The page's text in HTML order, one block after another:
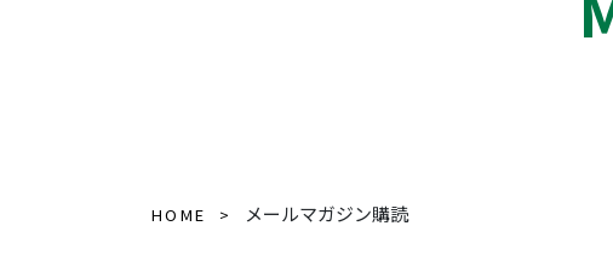
HOME メールマガジン購読